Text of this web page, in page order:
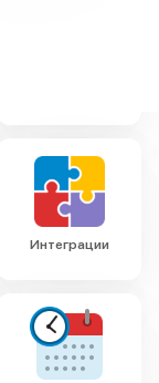
Интеграции